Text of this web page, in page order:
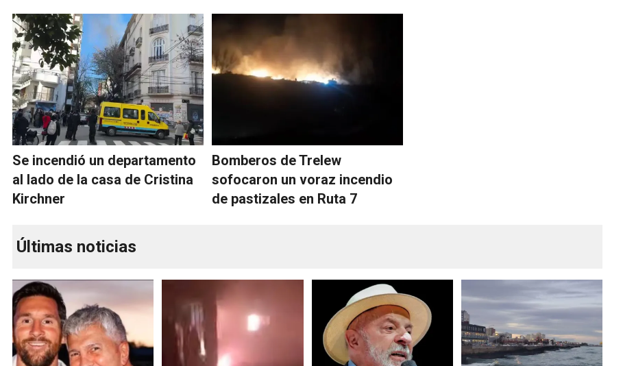
Se incendió un departamento
al lado de la casa de Cristina
Kirchner
Bomberos de Trelew
sofocaron un voraz incendio
de pastizales en Ruta 7
Últimas noticias